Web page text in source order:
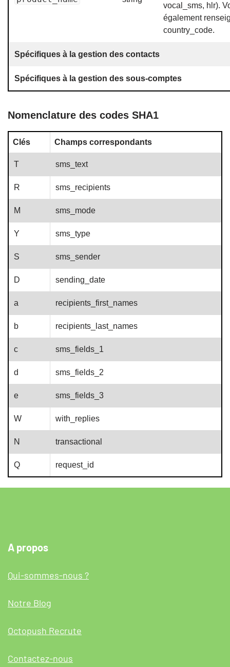
vocal_sms, hlr).
également
country_code.
Spécifiques à la gestion des contacts
Spécifiques à la gestion des sous-comptes
Nomenclature des codes SHA1
Clés Champs correspondants
T sms_text
R sms_recipients
M sms_mode
Y sms_type
S sms_sender
D sending_date
a recipients_first_names
b recipients_last_names
c sms_fields_1
d sms_fields_2
e sms_fields_3
W with_replies
N transactional
Q request_id
A propos
Qui-sommes-nous ?
Notre Blog
Octopush Recrute
Contactez-nous